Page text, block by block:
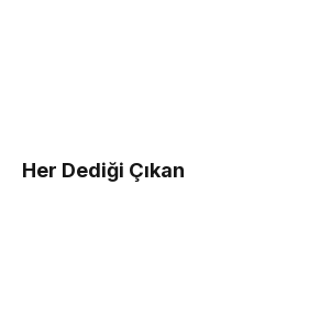
Her Dediği Çıkan